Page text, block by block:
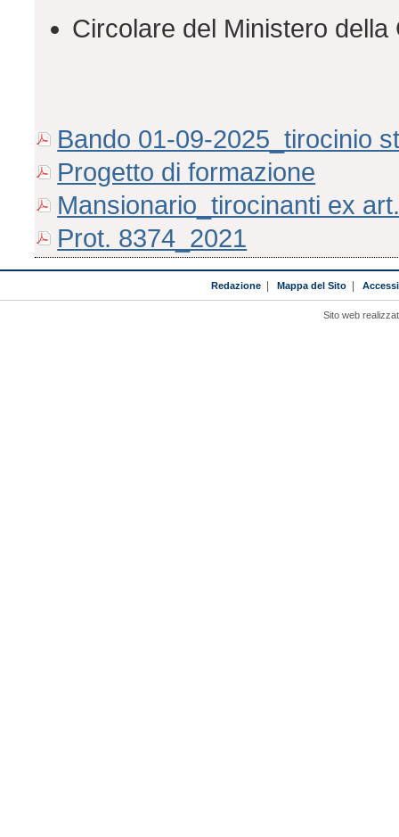
Circolare del Ministero
Bando 01-09-2025_tirocinio
Progetto di formazione
Mansionario_tirocinanti ex
Prot. 8374_2021
Redazione| Mappa del Sito|
Sito web